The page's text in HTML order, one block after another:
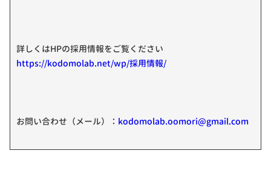
詳しくはHPの採用情報をご覧ください
https://kodomolab.net/wp/採用情報/
お問い合わせ（メール）： kodomolab.oomori@gmail.com